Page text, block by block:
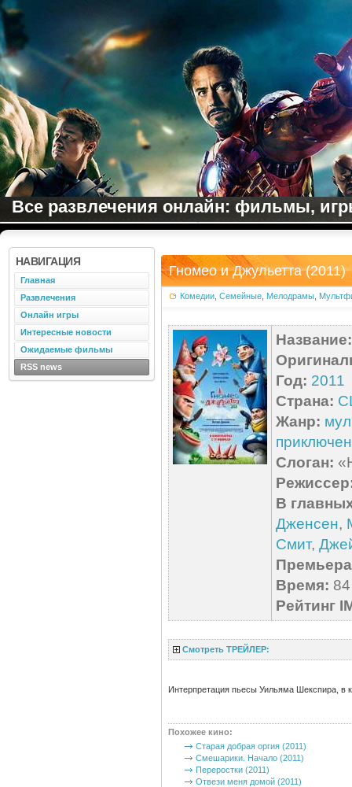
Все развлечения онлайн: фильмы,
Гномео и Джульетта (2011)
Комедии Семейные Мелодрамы
Название:
Год: 2011
Страна:
Жанр:
Слоган:
В
Дженсен,
Смит,
Время:
Рейтинг
Смотреть ТРЕЙЛЕР:
Интерпретация пьесы Уильяма Шекспира, в
Похожее кино:
Старая добрая оргия (2011)
Смешарики. Начало (2011)
Переростки (2011)
Отвези меня домой (2011)
НАВИГАЦИЯ
Главная
Развлечения
Онлайн игры
Интересные новости
Ожидаемые фильмы
RSS news